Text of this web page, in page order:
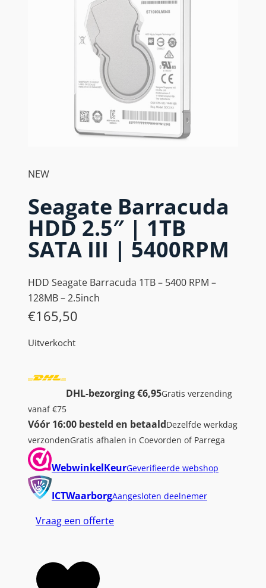
NEW
Seagate Barracuda
HDD 2.5″ | 1TB
SATA III | 5400RPM
HDD Seagate Barracuda 1TB – 5400 RPM –
128MB – 2.5inch
€165,50
Uitverkocht
DHL-bezorging €6,95Gratis verzending
vanaf €75
Vóór 16:00 besteld en betaaldDezelfde werkdag
verzondenGratis afhalen in Coevorden of Parrega
WebwinkelKeurGeverifieerde webshop
ICTWaarborgAangesloten deelnemer
Vraag een offerte